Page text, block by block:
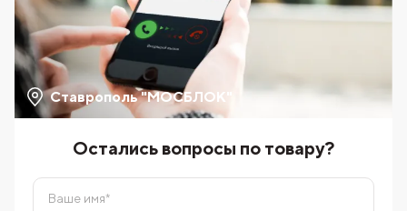
Ставрополь "МОСБЛОК"
Остались вопросы по товару?